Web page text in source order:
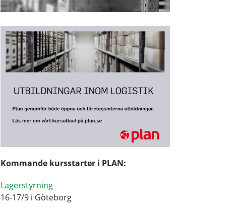
Kommande kursstarter i PLAN:
Lagerstyrning
16-17/9 i Göteborg